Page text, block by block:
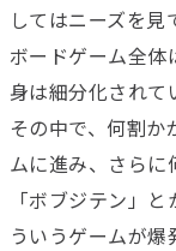
してはニーズを見
ボードゲーム全体
身は細分化されて
その中で、何割
ムに進み、さらに
「ボブジテン」
ういうゲームが爆